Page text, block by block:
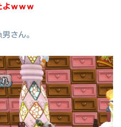
よｗｗｗ
さん。